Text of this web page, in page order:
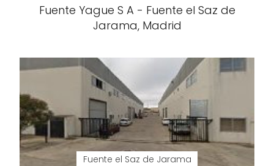
Fuente Yague S A - Fuente el Saz de
Jarama, Madrid
Fuente el Saz de Jarama